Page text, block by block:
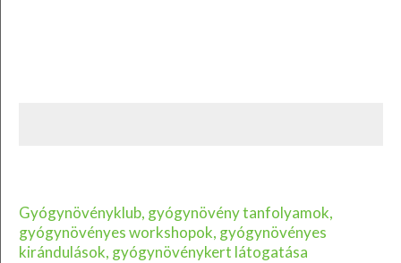
Gyógynövényklub, gyógynövény tanfolyamok,
gyógynövényes workshopok, gyógynövényes
kirándulások, gyógynövénykert látogatása